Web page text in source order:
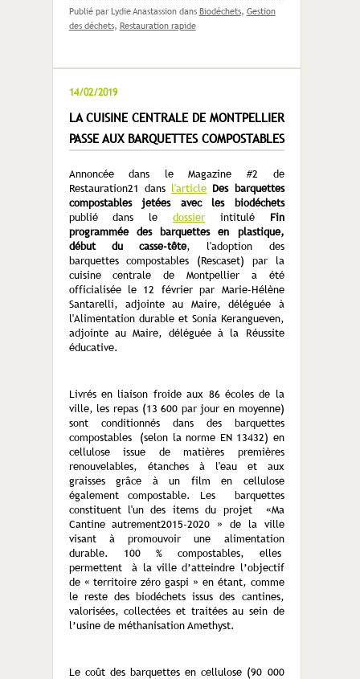
Publié par Lydie Anastassion dans Biodéchets, Gestion
des déchets, Restauration rapide
14/02/2019
LA CUISINE CENTRALE DE MONTPELLIER
PASSE AUX BARQUETTES COMPOSTABLES
Annoncée dans le Magazine #2 de
Restauration21 dans l'article Des barquettes
compostables jetées avec les biodéchets
publié dans ledossier intitulé Fin
programmée des barquettes en plastique,
début du casse-tête, l'adoption des
barquettes compostables (Rescaset) par la
cuisine centrale de Montpellier a été
officialisée le 12 février par Marie-Hélène
Santarelli, adjointe au Maire, déléguée à
l'Alimentation durable et Sonia Kerangueven,
adjointe au Maire, déléguée à la Réussite
éducative.
Livrés en liaison froide aux 86 écoles de la
ville, les repas (13 600 par jour en moyenne)
sont conditionnés dans des barquettes
compostables (selon la norme EN 13432) en
cellulose issue de matières premières
renouvelables, étanches à l'eau et aux
graisses grâce à un film en cellulose
également compostable. Les barquettes
constituent l'un des items du projet «Ma
Cantine autrement2015-2020 » de la ville
visant à promouvoir une alimentation
durable. 100 % compostables, elles
permettent à la ville d’atteindre l’objectif
de « territoire zéro gaspi » en étant, comme
le reste des biodéchets issus des cantines,
valorisées, collectées et traitées au sein de
l’usine de méthanisation Amethyst.
Le coût des barquettes en cellulose (90 000